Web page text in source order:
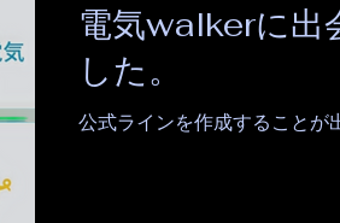
電気walkerに出
した。
公式ラインを作成することが